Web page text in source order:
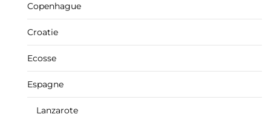
Copenhague
Croatie
Ecosse
Espagne
Lanzarote